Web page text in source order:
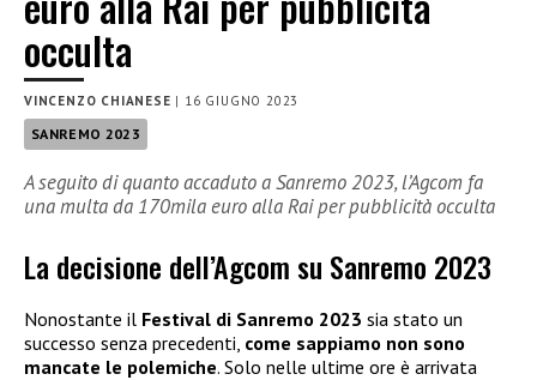
occulta
VINCENZO CHIANESE | 16 GIUGNO 2023
SANREMO 2023
A seguito di quanto accaduto a Sanremo 2023, l’Agcom fa
una multa da 170mila euro alla Rai per pubblicità occulta
La decisione dell’Agcom su Sanremo 2023
Nonostante il Festival di Sanremo 2023 sia stato un
successo senza precedenti, come sappiamo non sono
mancate le polemiche. Solo nelle ultime ore è arrivata